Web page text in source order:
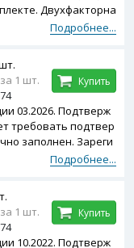
Двухфакторна
Подробнее...
03.2026. Подтверж
требовать подтвер
заполнен. Зареги
Подробнее...
1 шт.
Купить
10.2022. Подтверж
1 шт.
Купить